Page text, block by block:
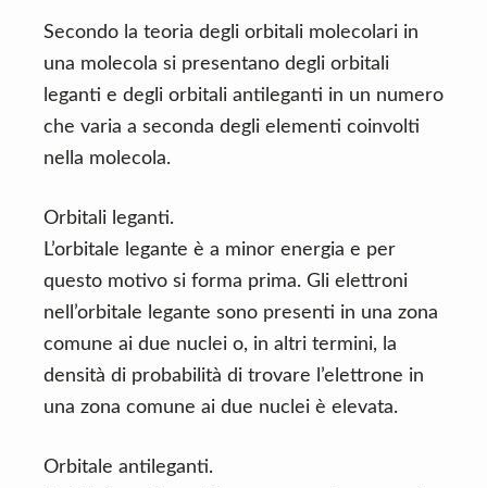
Secondo la teoria degli orbitali molecolari in
una molecola si presentano degli orbitali
leganti e degli orbitali antileganti in un numero
che varia a seconda degli elementi coinvolti
nella molecola.
Orbitali leganti.
L’orbitale legante è a minor energia e per
questo motivo si forma prima. Gli elettroni
nell’orbitale legante sono presenti in una zona
comune ai due nuclei o, in altri termini, la
densità di probabilità di trovare l’elettrone in
una zona comune ai due nuclei è elevata.
Orbitale antileganti.